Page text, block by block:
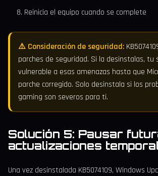
Reinicia el equipo cuando se complete
⚠️ Consideración de seguridad:
parches de seguridad. Si la desinstalas, tu
vulnerable a esas amenazas hasta que
parche corregido. Solo desinstala si los
gaming son severos para ti.
Solución 5: Pausar
actualizaciones
Una vez desinstalada KB5074109, Windows